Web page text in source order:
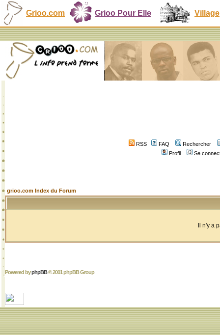
Grioo.com Grioo Pour Elle Village
RSS FAQ
Rechercher
Profil
Se
grioo.com Index du Forum
Il n'y a
Powered byphpBB© 2001 phpBB Group